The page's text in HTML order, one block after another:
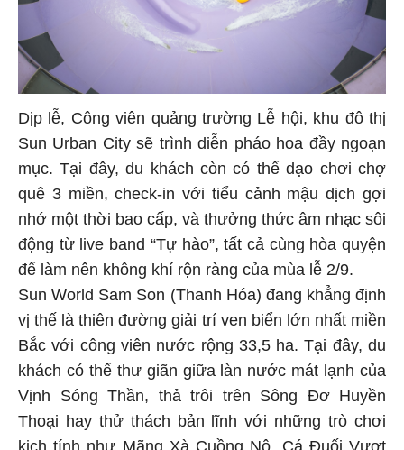
Dịp lễ, Công viên quảng trường Lễ hội, khu đô thị
Sun Urban City sẽ trình diễn pháo hoa đầy ngoạn
mục. Tại đây, du khách còn có thể dạo chơi chợ
quê 3 miền, check-in với tiểu cảnh mậu dịch gợi
nhớ một thời bao cấp, và thưởng thức âm nhạc sôi
động từ live band “Tự hào”, tất cả cùng hòa quyện
để làm nên không khí rộn ràng của mùa lễ 2/9.
Sun World Sam Son (Thanh Hóa) đang khẳng định
vị thế là thiên đường giải trí ven biển lớn nhất miền
Bắc với công viên nước rộng 33,5 ha. Tại đây, du
khách có thể thư giãn giữa làn nước mát lạnh của
Vịnh Sóng Thần, thả trôi trên Sông Đơ Huyền
Thoại hay thử thách bản lĩnh với những trò chơi